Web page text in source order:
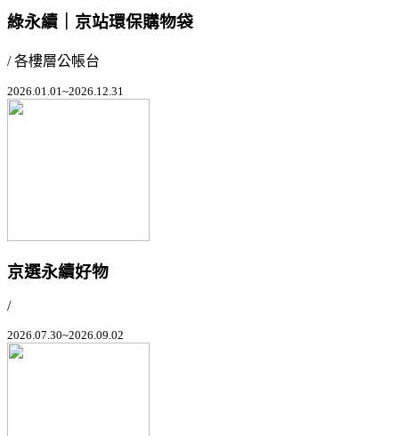
綠永續｜京站環保購物袋
/ 各樓層公帳台
2026.01.01~2026.12.31
京選永續好物
/
2026.07.30~2026.09.02